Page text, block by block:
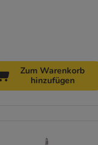
Zum Warenkorb
hinzufügen